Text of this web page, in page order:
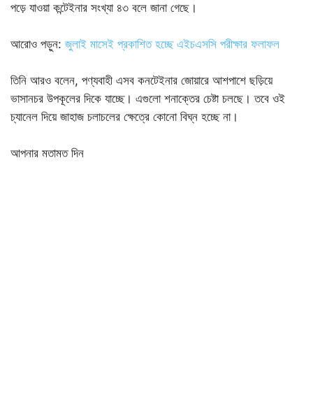
পড়ে যাওয়া কন্টেইনার সংখ্যা ৪৩ বলে জানা গেছে।
আরোও পড়ুন: জুলাই মাসেই প্রকাশিত হচ্ছে এইচএসসি পরীক্ষার ফলাফল
তিনি আরও বলেন, পণ্যবাহী এসব কনটেইনার জোয়ারে আশপাশে ছড়িয়ে
ভাসানচর উপকূলের দিকে যাচ্ছে। এগুলো শনাক্তের চেষ্টা চলছে। তবে ওই
চ্যানেল দিয়ে জাহাজ চলাচলের ক্ষেত্রে কোনো বিঘ্ন হচ্ছে না।
আপনার মতামত দিন